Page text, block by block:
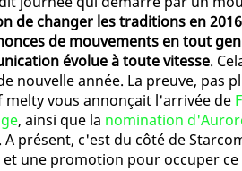
de changer les traditions en
de mouvements en tout
évolue à toute vitesse.
nouvelle année. La preuve, pas
melty vous annonçait l'arrivée de
, ainsi que la nomination
. A présent, c'est du côté de
une promotion pour occuper